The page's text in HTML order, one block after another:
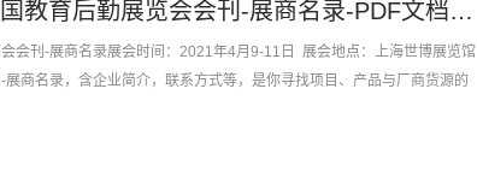
2021上海CCLE第四届中国教育后勤展览会会刊-展商名录-PDF文档电子版资料
会刊-展商名录展会时间：2021年4月9-11日 展会地点：上海世博展览馆
商名录，含企业简介，联系方式等，是你寻找项目、产品与厂商货源的